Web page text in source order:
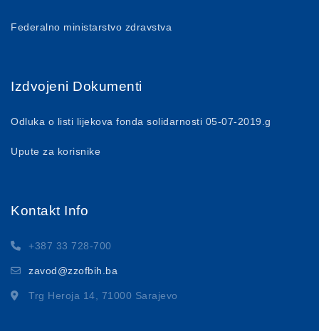
Federalno ministarstvo zdravstva
Izdvojeni Dokumenti
Odluka o listi lijekova fonda solidarnosti 05-07-2019.g
Upute za korisnike
Kontakt Info
+387 33 728-700
zavod@zzofbih.ba
Trg Heroja 14, 71000 Sarajevo